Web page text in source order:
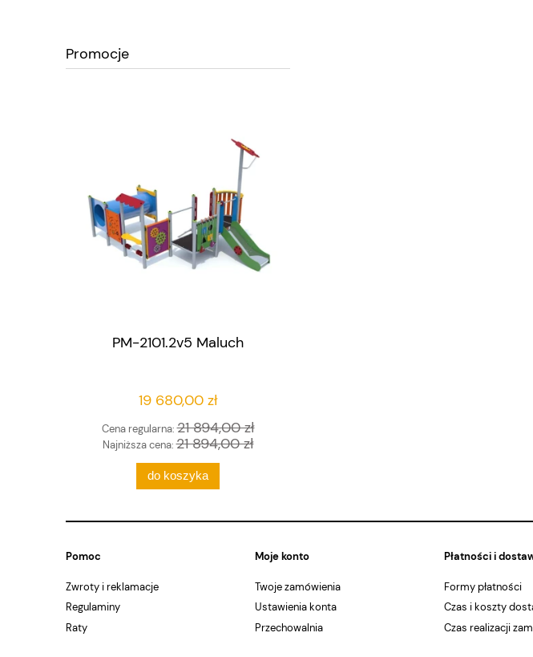
Promocje
PM-2101.2v5 Maluch
19 680,00 zł
Cena regularna:21 894,00 zł
Najniższa cena:21 894,00 zł
do koszyka
Pomoc
Zwroty i reklamacje
Regulaminy
Raty
Moje konto
Twoje zamówienia
Ustawienia konta
Przechowalnia
Płatności i
Formy płatności
Czas i koszty
Czas realizacji